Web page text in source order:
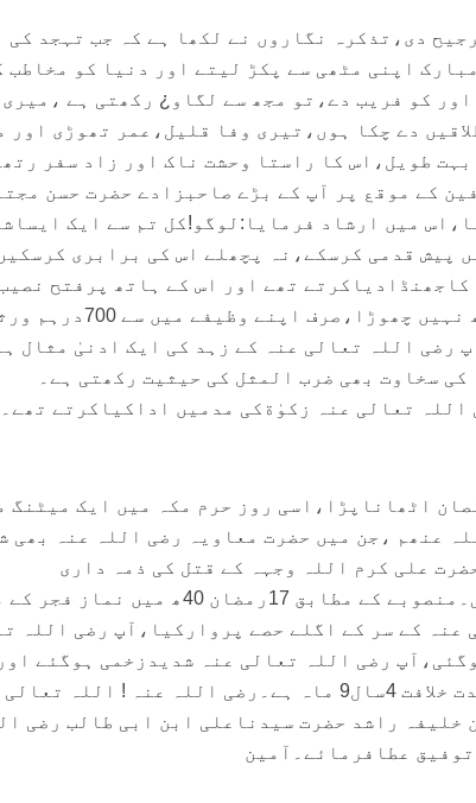
دی،تذکرہ نگاروں نے لکھا ہے کہ جب تہجد کی
اپنی مٹھی سے پکڑ لیتے اور دنیا کو مخاطب
کو فریب دے،تو مجھ سے لگاو¿ رکھتی ہے ،میری
دے چکا ہوں،تیری وفا قلیل،عمر تھوڑی اور
طویل،اس کا راستا وحشت ناک اور زاد سفر
کے موقع پر آپ کے بڑے صاحبزادے حضرت حسن
میں ارشاد فرمایا:لوگو!کل تم سے ایک
پیش قدمی کرسکے،نہ پچھلے اس کی برابری کرسکیں
تھے اور اس کے ہاتھ پرفتح
ہوجاتی تھی۔اس نے چاندی سوناکچھ نہیں چھوڑا،صرف اپنے
رضی اللہ تعالی عنہ کے زہد کی ایک ادنیٰ مثال
سخاوت بھی ضرب المثل کی حیثیت رکھتی ہے۔
اٹھاناپڑا،اسی روز حرم مکہ میں ایک میٹنگ
عنھم ،جن میں حضرت معاویہ رضی اللہ عنہ بھی
علی کرم اللہ وجہہ کے قتل کی ذمہ داری
عبدالرحمن ابن ملجم کوسونپی گئی۔منصوبے کے مطابق 17رمضان 40ھ میں
عنہ کے سر کے اگلے حصے پروارکیا،آپ رضی اللہ
بعد اپنے خالق حقیقی سے جاملے۔مدت خلافت 4سال9 ماہ ہے۔رضی اللہ عنہ ! اللہ تعالی
راشد حضرت سیدناعلی ابن ابی طالب رضی
عطافرمائے۔آمین